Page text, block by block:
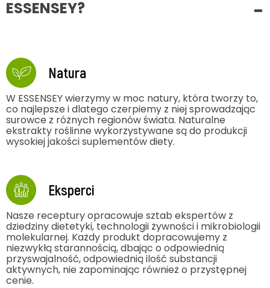
ESSENSEY?
Natura
W ESSENSEY wierzymy w moc natury, która tworzy to,
co najlepsze i dlatego czerpiemy z niej sprowadzając
surowce z różnych regionów świata. Naturalne
ekstrakty roślinne wykorzystywane są do produkcji
wysokiej jakości suplementów diety.
Eksperci
Nasze receptury opracowuje sztab ekspertów z
dziedziny dietetyki, technologii żywności i mikrobiologii
molekularnej. Każdy produkt dopracowujemy z
niezwykłą starannością, dbając o odpowiednią
przyswajalność, odpowiednią ilość substancji
aktywnych, nie zapominając również o przystępnej
cenie.